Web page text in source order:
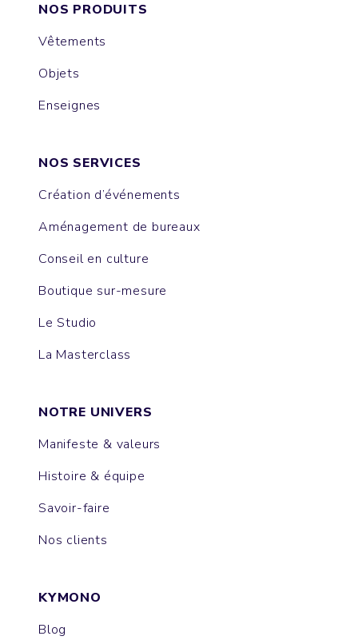
NOS PRODUITS
Vêtements
Objets
Enseignes
NOS SERVICES
Création d’événements
Aménagement de bureaux
Conseil en culture
Boutique sur-mesure
Le Studio
La Masterclass
NOTRE UNIVERS
Manifeste & valeurs
Histoire & équipe
Savoir-faire
Nos clients
KYMONO
Blog